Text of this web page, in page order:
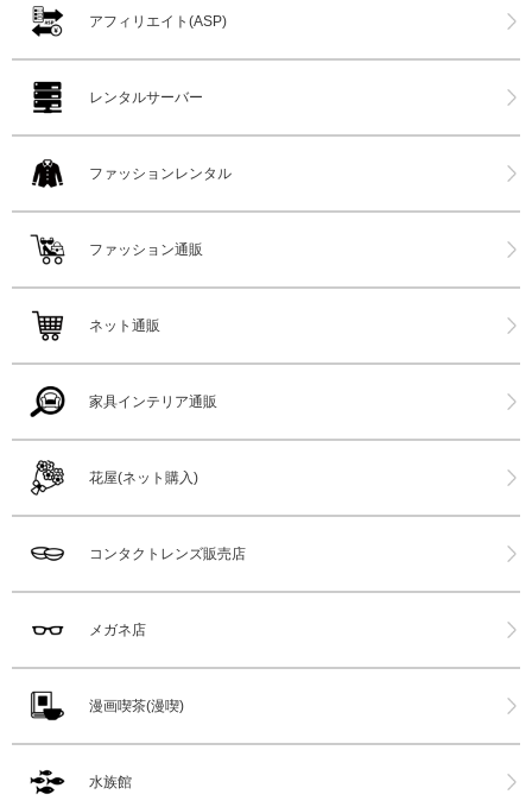
アフィリエイト(ASP)
レンタルサーバー
ファッションレンタル
ファッション通販
ネット通販
家具インテリア通販
花屋(ネット購入)
コンタクトレンズ販売店
メガネ店
漫画喫茶(漫喫)
水族館